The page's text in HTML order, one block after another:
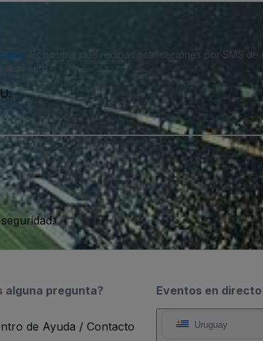
. Es posible que recibas notificaciones por SMS
Eventos en
Uruguay
alguna pregunta?
de Ayuda / Contacto